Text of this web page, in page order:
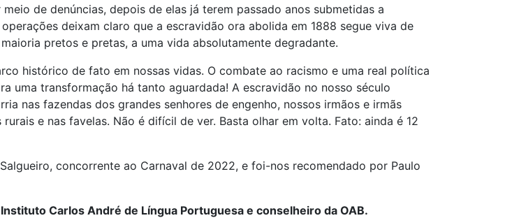
de denúncias, depois de elas já terem passado anos submetidas a
deixam claro que a escravidão ora abolida em 1888 segue viva de
pretos e pretas, a uma vida absolutamente degradante.
histórico de fato em nossas vidas. O combate ao racismo e uma real política
uma transformação há tanto aguardada! A escravidão no nosso século
nas fazendas dos grandes senhores de engenho, nossos irmãos e irmãs
e nas favelas. Não é difícil de ver. Basta olhar em volta. Fato: ainda é 12
concorrente ao Carnaval de 2022, e foi-nos recomendado por Paulo
Carlos André de Língua Portuguesa e conselheiro da OAB.